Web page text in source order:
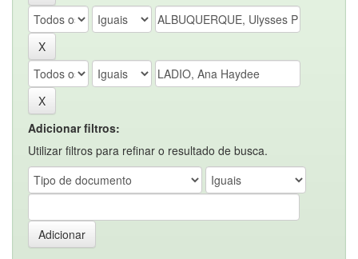
Adicionar filtros:
Utilizar filtros para refinar o resultado de busca.